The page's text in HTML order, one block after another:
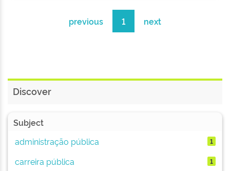
previous 1 next
Discover
Subject
administração pública
1
carreira pública 1